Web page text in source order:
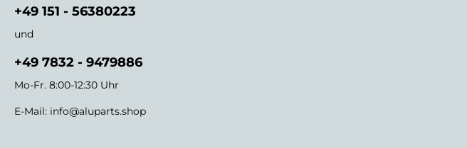
+49 151 - 56380223
und
+49 7832 - 9479886
Mo-Fr. 8:00-12:30 Uhr
E-Mail: info@aluparts.shop